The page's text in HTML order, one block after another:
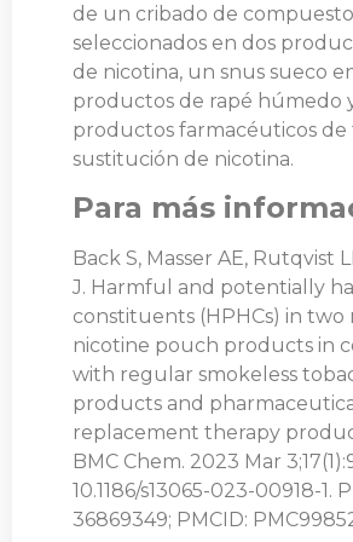
de un cribado de
seleccionados en dos
de nicotina, un snus sueco
productos de rapé húmedo
productos farmacéuticos de
sustitución de nicotina.
Para más
Back S, Masser AE, Rutqvist
J. Harmful and potentially
constituents (HPHCs) in two
nicotine pouch products in
with regular smokeless
products and
replacement therapy
BMC Chem. 2023 Mar
10.1186/s13065-023-00918-1.
36869349; PMCID: